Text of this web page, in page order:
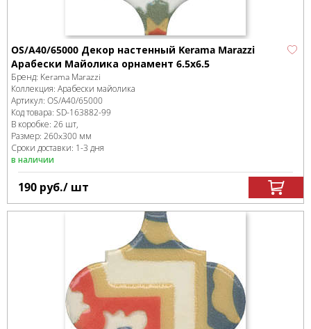
OS/A40/65000 Декор настенный Kerama Marazzi
Арабески Майолика орнамент 6.5x6.5
Бренд: Kerama Marazzi
Коллекция: Арабески майолика
Артикул: OS/A40/65000
Код товара: SD-163882-99
В коробке: 26 шт,
Размер: 260x300 мм
Сроки доставки: 1-3 дня
в наличии
190 руб./ шт